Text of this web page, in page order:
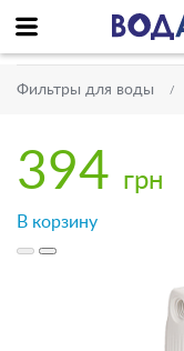
Фильтры для воды
394 грн
В корзину